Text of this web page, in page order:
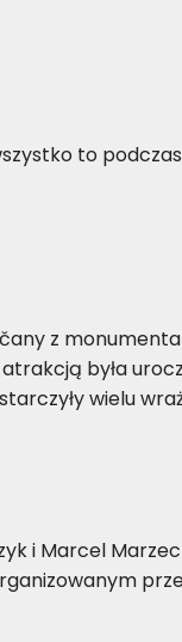
to
z
była
wielu
i Marcel